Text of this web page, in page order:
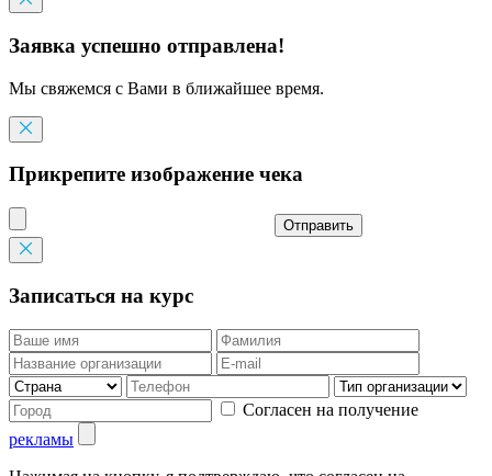
Заявка успешно отправлена!
Мы свяжемся с Вами в ближайшее время.
Прикрепите изображение чека
Отправить
Записаться на курс
Согласен на получение
рекламы